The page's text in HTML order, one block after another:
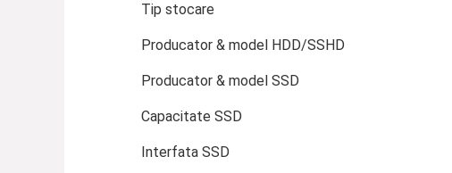
Tip stocare
Producator & model HDD/SSHD
Producator & model SSD
Capacitate SSD
Interfata SSD